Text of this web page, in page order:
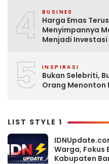
4 BUSINES
Harga Emas
Menyimpannya
Menjadi
5 INSPIRASI
Bukan Selebriti,
Orang Menonton
LIST STYLE 1
Warga, Fokus
Kabupaten